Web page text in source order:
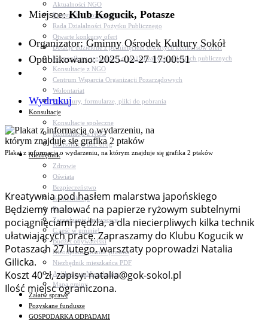
Aktualności NGO
Rejestr Org. Pozarządowych
Rada Działalności Pożytku Publicznego
Otwarte konkursy ofert
Dotacje udzielone z pominięciem otwartych konkursów ofert
Komunikaty organizacji o realizowanych zadaniach publicznych
Konsultacje z NGO
Centrum Wsparcia Organizacji Pozarządowych
Wolontariat
Procedury, formularze, pliki do pobrania
Konsultacje
Konsultacje społeczne
Konsultacje z NGO
Konsultacje dot. dróg
Niezbędnik
Zdrowie
Oświata
Bezpieczeństwo
Komunikacja
Parafie
Zarządzanie kryzysowe
C.ześć w gminie!
Budżet obywatelski
Nieodpłatna pomoc prawna
Niezbędnik mieszkańca PDF
Aplikacja mMieszkaniec
Mapa gminy
Załatw sprawę
Pozyskane fundusze
GOSPODARKA ODPADAMI
Miejsce:Klub Kogucik, Potasze
Organizator: Gminny Ośrodek Kultury Sokół
Opublikowano: 2025-02-27 17:00:51
Wydrukuj
Plakat z informacją o wydarzeniu, na którym znajduje się grafika 2 ptaków
Kreatywnia pod hasłem malarstwa japońskiego
Będziemy malować na papierze ryżowym subtelnymi
pociągnięciami pędzla, a dla niecierpliwych kilka technik
ułatwiających pracę. Zapraszamy do Klubu Kogucik w
Potaszach 27 lutego, warsztaty poprowadzi Natalia
Gilicka.
Koszt 40 zł, zapisy: natalia@gok-sokol.pl
Ilość miejsc ograniczona.